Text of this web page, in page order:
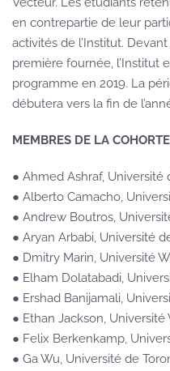
en contrepartie de leur
activités de l’Institut.
première fournée, l’Institut
programme en 2019. La
débutera vers la fin de
MEMBRES DE LA
● Ahmed Ashraf, Université
● Alberto Camacho,
● Andrew Boutros,
● Aryan Arbabi, Université
● Dmitry Marin, Université
● Elham Dolatabadi,
● Ershad Banijamali,
● Ethan Jackson, Université
● Felix Berkenkamp,
● Ga Wu, Université de